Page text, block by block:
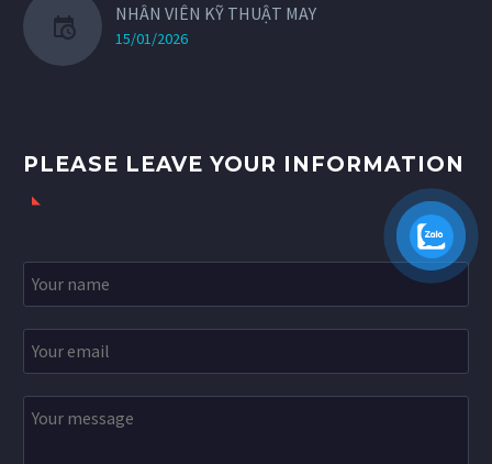
NHÂN VIÊN KỸ THUẬT MAY
15/01/2026
PLEASE LEAVE YOUR INFORMATION